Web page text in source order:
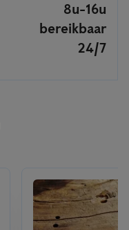
8u-16u
bereikbaar
24/7